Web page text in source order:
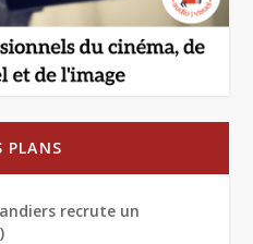
PLANS
recrute un